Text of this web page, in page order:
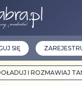
I ROZMAWIAJ
SIĘ